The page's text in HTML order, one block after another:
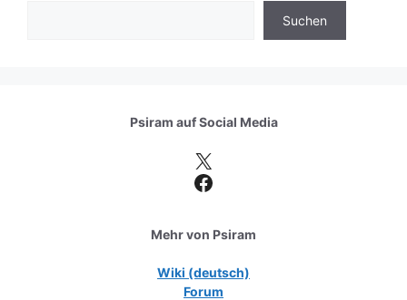
Suchen
Psiram aufSocial Media
X
Facebook
Mehr von Psiram
Wiki (deutsch)
Forum